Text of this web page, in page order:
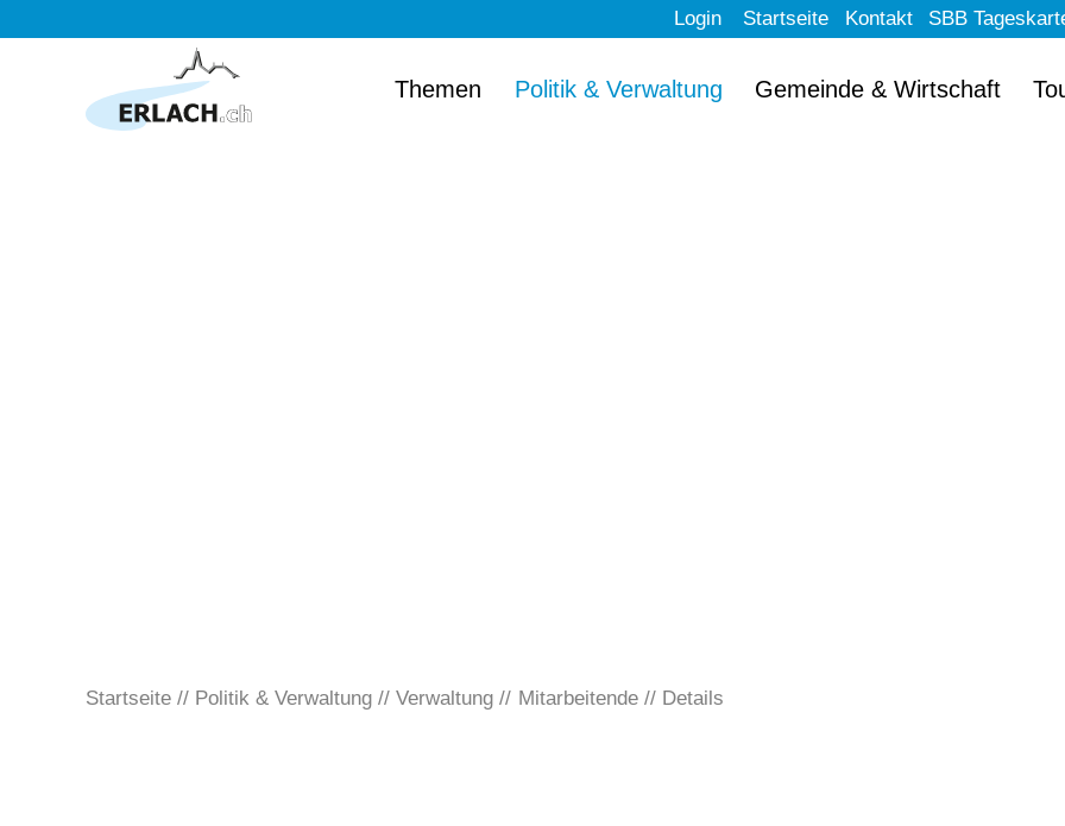
Startseite Kontakt SBB
Login
Themen Politik & Verwaltung Gemeinde & Wirtschaft
Startseite Politik & Verwaltung Verwaltung Mitarbeitende Details